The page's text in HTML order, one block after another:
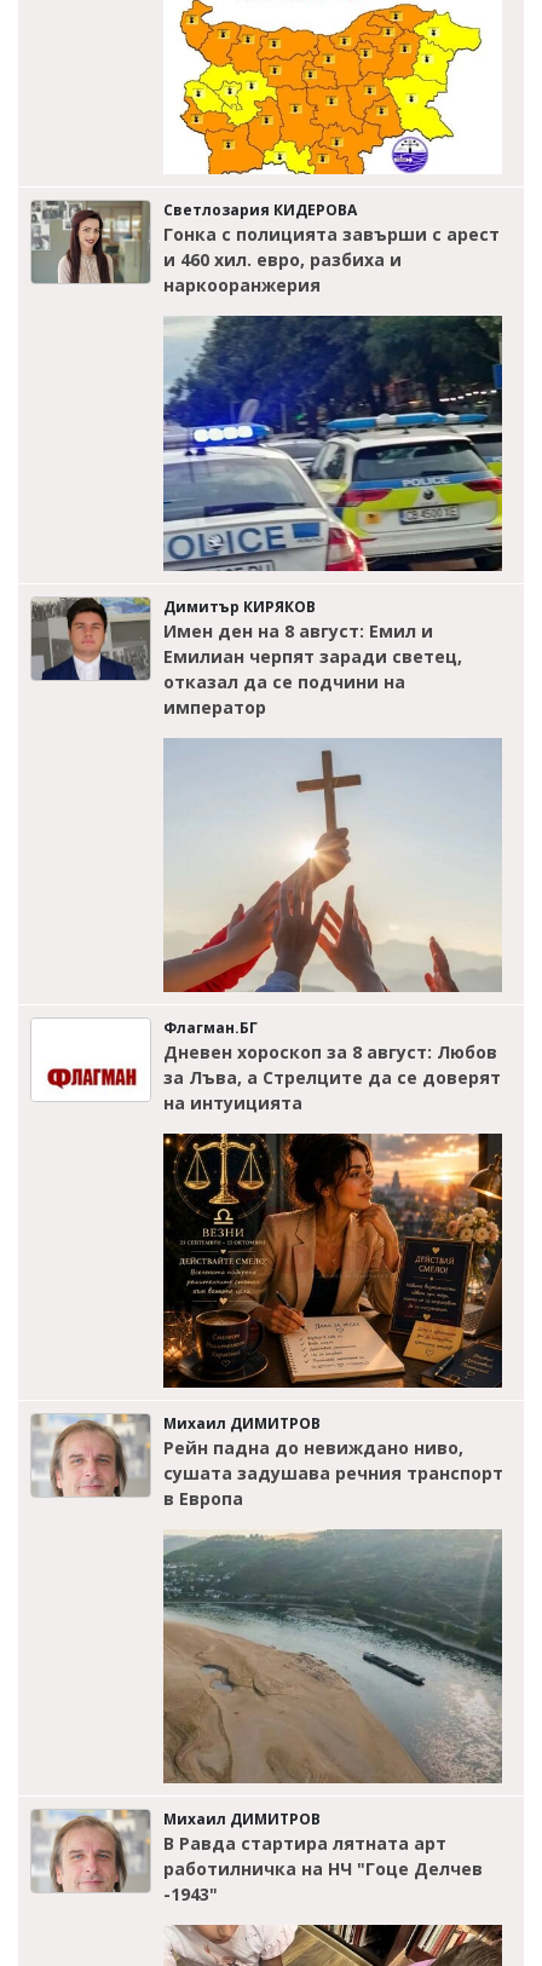
Светлозария КИДЕРОВА
Гонка с полицията завърши с арест
и 460 хил. евро, разбиха и
наркооранжерия
Димитър КИРЯКОВ
Имен ден на 8 август: Емил и
Емилиан черпят заради светец,
отказал да се подчини на
император
Флагман.БГ
Дневен хороскоп за 8 август: Любов
за Лъва, а Стрелците да се доверят
на интуицията
Михаил ДИМИТРОВ
Рейн падна до невиждано ниво,
сушата задушава речния транспорт
в Европа
Михаил ДИМИТРОВ
В Равда стартира лятната арт
работилничка на НЧ "Гоце Делчев
-1943"